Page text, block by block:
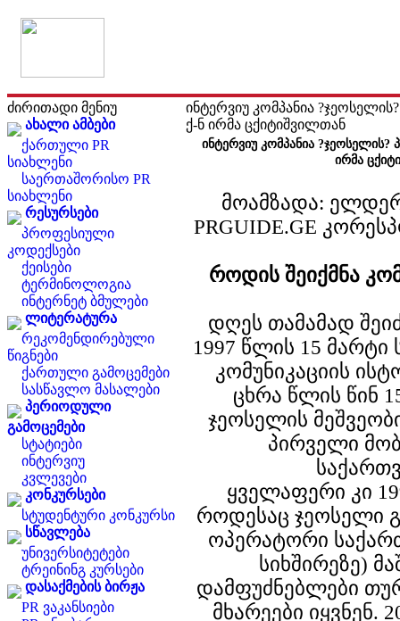
ძირითადი მენიუ
ახალი ამბები
ქართული PR
სიახლენი
საერთაშორისო PR
სიახლენი
რესურსები
პროფესიული
კოდექსები
ქეისები
ტერმინოლოგია
ინტერნეტ ბმულები
ლიტერატურა
რეკომენდირებული
წიგნები
ქართული გამოცემები
სასწავლო მასალები
პერიოდული
გამოცემები
სტატიები
ინტერვიუ
კვლევები
კონკურსები
სტუდენტური კონკურსი
სწავლება
უნივერსიტეტები
ტრეინინგ კურსები
დასაქმების ბირჟა
PR ვაკანსიები
ინტერვიუ კომპანია
ქ-ნ ირმა ცქიტიშვილთან
ინტერვიუ კომპანია ?ჯეოსელის?
ირმა
მოამზადა:
PRGUIDE.GE
როდის შეიქმნა
დღეს თამამად
1997 წლის 15
კომუნიკაციის
ცხრა წლის წინ
ჯეოსელის
პირველი
ყველაფერი კი
როდესაც ჯეოსელი
ოპერატორი
სიხშირეზე)
დამფუძნებლები
მხარეები იყვნენ.